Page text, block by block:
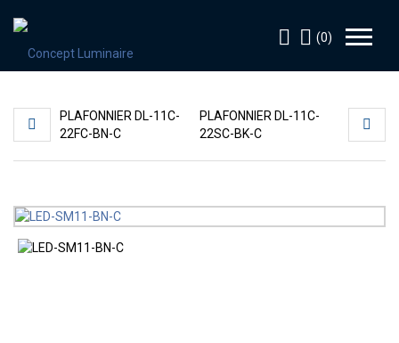
(0)
PLAFONNIER DL-11C-
22FC-BN-C
PLAFONNIER DL-11C-
22SC-BK-C